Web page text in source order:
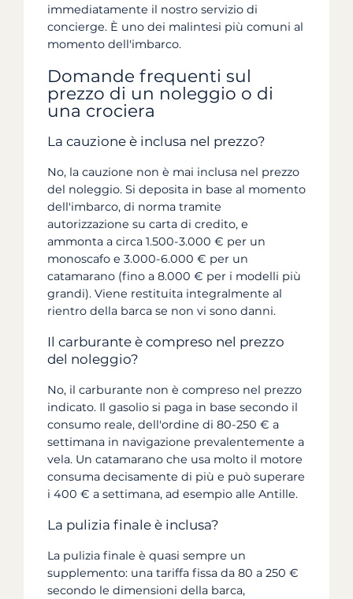
immediatamente il nostro servizio di
concierge. È uno dei malintesi più comuni al
momento dell'imbarco.
Domande frequenti sul
prezzo di un noleggio o di
una crociera
La cauzione è inclusa nel prezzo?
No, la cauzione non è mai inclusa nel prezzo
del noleggio. Si deposita in base al momento
dell'imbarco, di norma tramite
autorizzazione su carta di credito, e
ammonta a circa 1.500-3.000 € per un
monoscafo e 3.000-6.000 € per un
catamarano (fino a 8.000 € per i modelli più
grandi). Viene restituita integralmente al
rientro della barca se non vi sono danni.
Il carburante è compreso nel prezzo
del noleggio?
No, il carburante non è compreso nel prezzo
indicato. Il gasolio si paga in base secondo il
consumo reale, dell'ordine di 80-250 € a
settimana in navigazione prevalentemente a
vela. Un catamarano che usa molto il motore
consuma decisamente di più e può superare
i 400 € a settimana, ad esempio alle Antille.
La pulizia finale è inclusa?
La pulizia finale è quasi sempre un
supplemento: una tariffa fissa da 80 a 250 €
secondo le dimensioni della barca,